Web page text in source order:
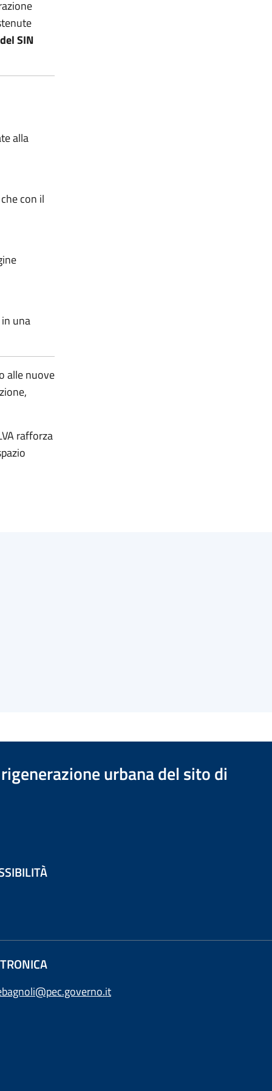
SIN
alla
con il
una
alle nuove
rafforza
urbana del sito di